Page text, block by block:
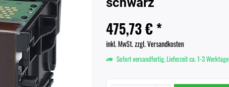
475,73 € *
inkl. MwSt.zzgl. Versandkosten
Sofort versandfertig, Lieferzeit ca. 1-3 Werktage